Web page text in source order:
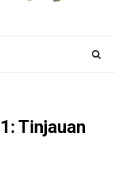
Tinjauan